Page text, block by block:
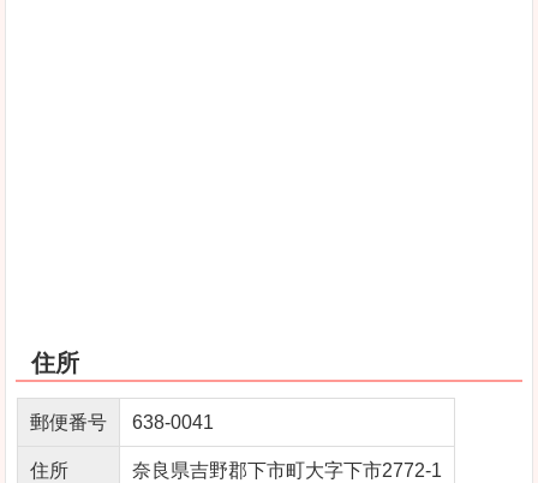
住所
郵便番号 638-0041
住所 奈良県吉野郡下市町大字下市2772-1